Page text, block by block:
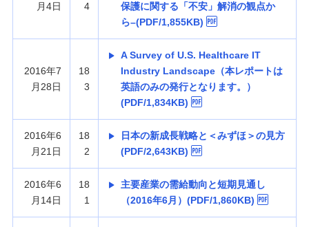
月4日
4
保護に関する「不安」解消の観点か
ら–(PDF/1,855KB)
2016年7
月28日
18
3
A Survey of U.S. Healthcare IT
Industry Landscape（本レポートは
英語のみの発行となります。）
(PDF/1,834KB)
2016年6
月21日
18
2
日本の新成長戦略と＜みずほ＞の見方
(PDF/2,643KB)
2016年6
月14日
18
1
主要産業の需給動向と短期見通し
（2016年6月）(PDF/1,860KB)